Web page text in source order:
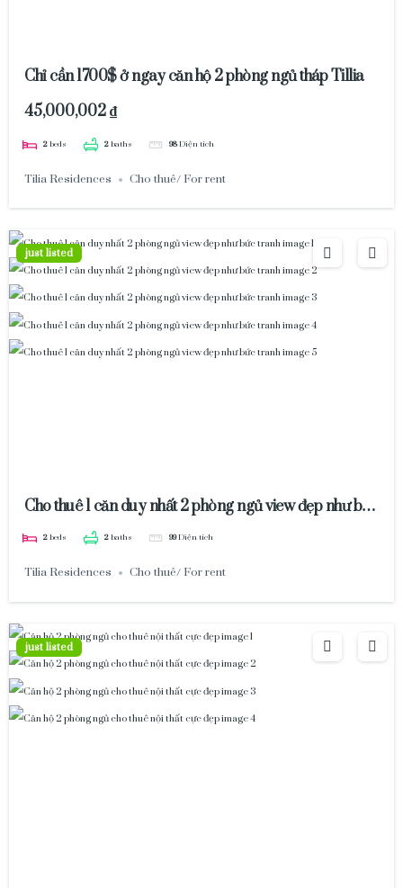
Chỉ cần 1700$ ở ngay căn hộ 2 phòng ngủ tháp Tillia
45,000,002 ₫
2 beds 2baths 98Diện tích
Tilia Residences Cho thuê/ For rent
just listed
Cho thuê 1 căn duy nhất 2 phòng ngủ view đẹp như bức
2 beds 2baths 99Diện tích
Tilia Residences Cho thuê/ For rent
just listed